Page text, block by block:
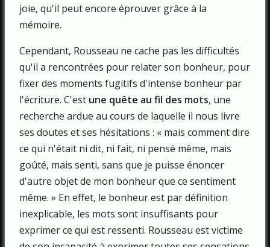
joie, qu'il peut encore éprouver grâce à la
mémoire.
Cependant, Rousseau ne cache pas les difficultés
qu'il a rencontrées pour relater son bonheur, pour
fixer des moments fugitifs d'intense bonheur par
l'écriture. C'est une quête au fil des mots, une
recherche ardue au cours de laquelle il nous livre
ses doutes et ses hésitations : « mais comment dire
ce qui n'était ni dit, ni fait, ni pensé même, mais
goûté, mais senti, sans que je puisse énoncer
d'autre objet de mon bonheur que ce sentiment
même. » En effet, le bonheur est par définition
inexplicable, les mots sont insuffisants pour
exprimer ce qui est ressenti. Rousseau est victime